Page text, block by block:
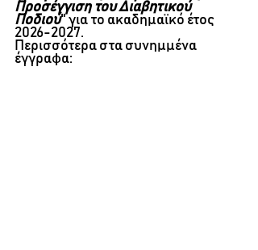
Προσέγγιση του Διαβητικού
Ποδιού" για το ακαδημαϊκό έτος
2026-2027.
Περισσότερα στα συνημμένα
έγγραφα: